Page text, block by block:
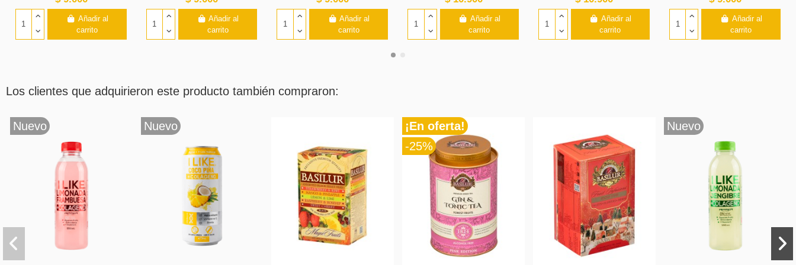
Añadir al
carrito
Añadir al
carrito
Añadir al
carrito
Añadir al
carrito
Los clientes que adquirieron este producto también compraron:
¡En oferta!
Nuevo